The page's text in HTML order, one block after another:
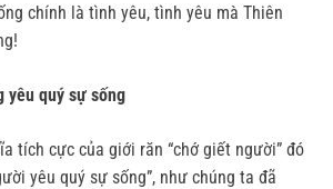
chính là tình yêu, tình yêu mà Thiên
yêu quý sự sống
tích cực của giới răn “chớ giết người” đó
yêu quý sự sống”, như chúng ta đã